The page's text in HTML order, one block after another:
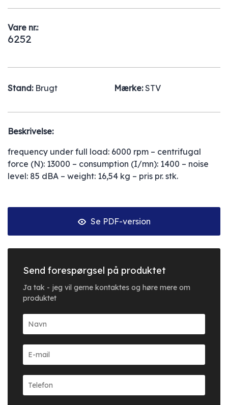
Vare nr.:
6252
Stand: Brugt Mærke:STV
Beskrivelse:
frequency under full load: 6000 rpm – centrifugal
force (N): 13000 – consumption (I/mn): 1400 – noise
level: 85 dBA – weight: 16,54 kg – pris pr. stk.
Se PDF-version
Send forespørgsel på produktet
Ja tak - jeg vil gerne kontaktes og høre mere om
produktet